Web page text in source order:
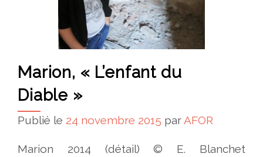
Marion, « L’enfant du
Diable »
Publié le 24 novembre 2015 par AFOR
Marion 2014 (détail) © E. Blanchet